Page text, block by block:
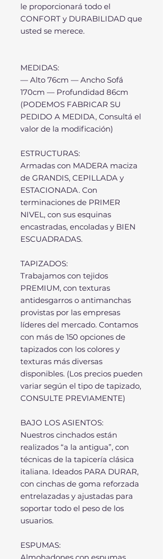
le proporcionará todo el
CONFORT y DURABILIDAD que
usted se merece.
MEDIDAS:
— Alto 76cm — Ancho Sofá
170cm — Profundidad 86cm
(PODEMOS FABRICAR SU
PEDIDO A MEDIDA, Consultá el
valor de la modificación)
ESTRUCTURAS:
Armadas con MADERA maciza
de GRANDIS, CEPILLADA y
ESTACIONADA. Con
terminaciones de PRIMER
NIVEL, con sus esquinas
encastradas, encoladas y BIEN
ESCUADRADAS.
TAPIZADOS:
Trabajamos con tejidos
PREMIUM, con texturas
antidesgarros o antimanchas
provistas por las empresas
líderes del mercado. Contamos
con más de 150 opciones de
tapizados con los colores y
texturas más diversas
disponibles. (Los precios pueden
variar según el tipo de tapizado,
CONSULTE PREVIAMENTE)
BAJO LOS ASIENTOS:
Nuestros cinchados están
realizados “a la antigua”, con
técnicas de la tapicería clásica
italiana. Ideados PARA DURAR,
con cinchas de goma reforzada
entrelazadas y ajustadas para
soportar todo el peso de los
usuarios.
ESPUMAS: